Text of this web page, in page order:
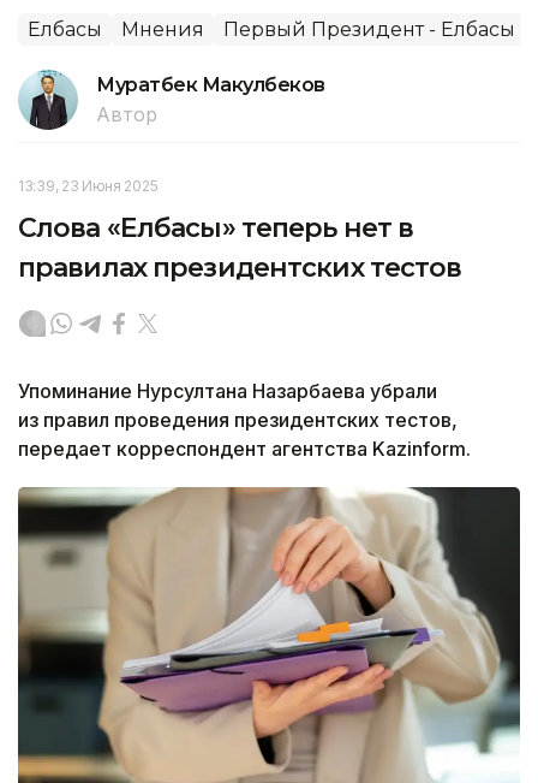
Елбасы Мнения Первый Президент - Елбасы
Муратбек Макулбеков
Автор
13:39, 23 Июня 2025
Слова «Елбасы» теперь нет в
правилах президентских тестов
Упоминание Нурсултана Назарбаева убрали
из правил проведения президентских тестов,
передает корреспондент агентства Kazinform.